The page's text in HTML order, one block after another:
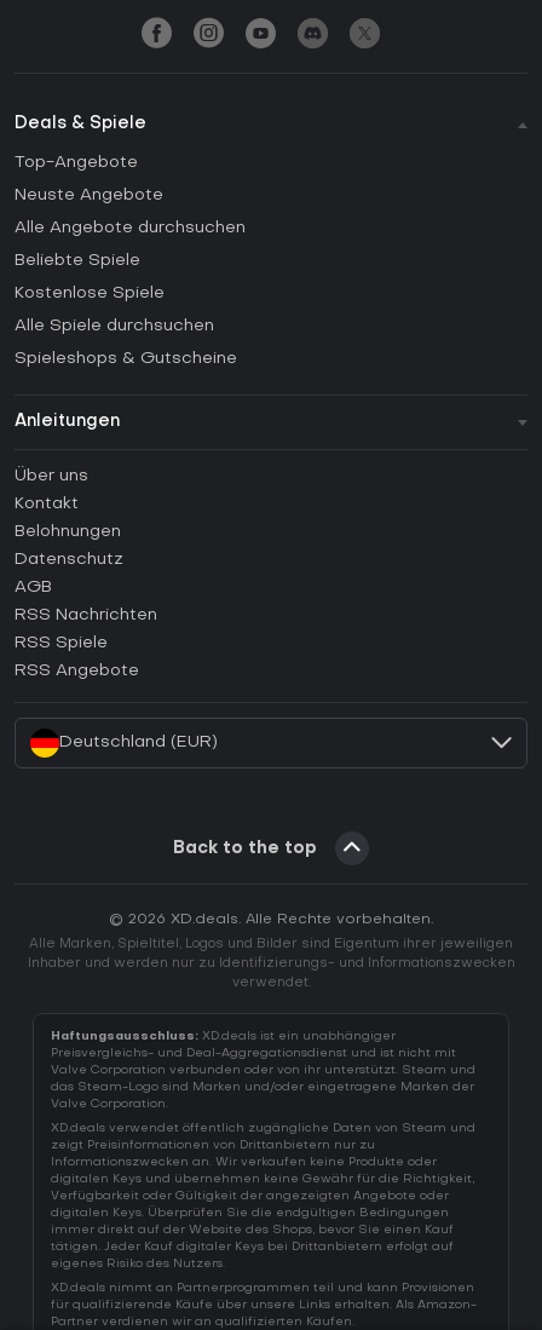
Deals & Spiele
Top-Angebote
Neuste Angebote
Alle Angebote durchsuchen
Beliebte Spiele
Kostenlose Spiele
Alle Spiele durchsuchen
Spieleshops & Gutscheine
Anleitungen
Anleitungen
Wie aktiviert man einen Steam CD Key?
Wie aktiviert man einen Epic Games CD Key?
Wie aktiviert man einen GOG CD Key?
Wie aktiviert man einen Ubisoft Connect CD Key?
Über uns
Kontakt
Belohnungen
Datenschutz
AGB
RSS Nachrichten
RSS Spiele
RSS Angebote
Deutschland (EUR)
Back to the top
© 2026 XD.deals. Alle Rechte vorbehalten.
Alle Marken, Spieltitel, Logos und Bilder sind Eigentum ihrer jeweiligen
Inhaber und werden nur zu Identifizierungs- und Informationszwecken
verwendet.
Haftungsausschluss: XD.deals ist ein unabhängiger
Preisvergleichs- und Deal-Aggregationsdienst und ist nicht mit
Valve Corporation verbunden oder von ihr unterstützt. Steam und
das Steam-Logo sind Marken und/oder eingetragene Marken der
Valve Corporation.
XD.deals verwendet öffentlich zugängliche Daten von Steam und
zeigt Preisinformationen von Drittanbietern nur zu
Informationszwecken an. Wir verkaufen keine Produkte oder
digitalen Keys und übernehmen keine Gewähr für die Richtigkeit,
Verfügbarkeit oder Gültigkeit der angezeigten Angebote oder
digitalen Keys. Überprüfen Sie die endgültigen Bedingungen
immer direkt auf der Website des Shops, bevor Sie einen Kauf
tätigen. Jeder Kauf digitaler Keys bei Drittanbietern erfolgt auf
eigenes Risiko des Nutzers.
XD.deals nimmt an Partnerprogrammen teil und kann Provisionen
für qualifizierende Käufe über unsere Links erhalten. Als Amazon-
Partner verdienen wir an qualifizierten Käufen.